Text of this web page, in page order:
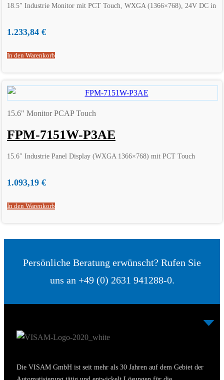
18.5″ Industrie Monitor mit PCT Touch, WXGA (1366×768), 24V DC in
1.233,84 €
In den Warenkorb
15.6" Monitor PCAP Touch
FPM-7151W-P3AE
15.6″ Industrie Panel Display (WXGA 1366×768) mit PCT Touch
1.093,19 €
In den Warenkorb
Persönliche Beratung erwünscht? Rufen Sie
uns an +49 (0) 2631 941288-0.
Die VISAM GmbH ist seit mehr als 30 Jahren auf dem Gebiet der